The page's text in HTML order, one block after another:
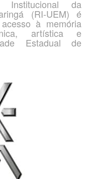
da
(RI-UEM) é
à memória
artística e
Estadual de